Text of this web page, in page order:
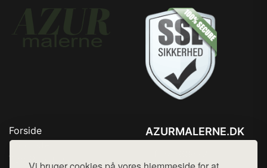
Forside
Produkter
Top Rabatter
AZURMALERNE.DK